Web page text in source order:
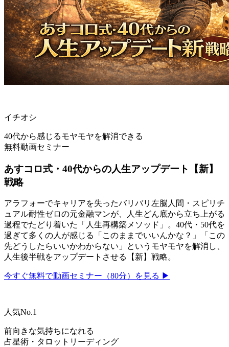
イチオシ
40代から感じるモヤモヤを解消できる
無料動画セミナー
あすコロ式・40代からの人生アップデート【新】
戦略
アラフォーでキャリアを失ったバリバリ左脳人間・スピリチ
ュアル耐性ゼロの元金融マンが、人生どん底から立ち上がる
過程でたどり着いた「人生再構築メソッド」。40代・50代を
過ぎて多くの人が感じる「このままでいいんかな？」「この
先どうしたらいいかわからない」というモヤモヤを解消し、
人生後半戦をアップデートさせる【新】戦略。
今すぐ無料で動画セミナー（80分）を見る ▶
人気No.1
前向きな気持ちになれる
占星術・タロットリーディング